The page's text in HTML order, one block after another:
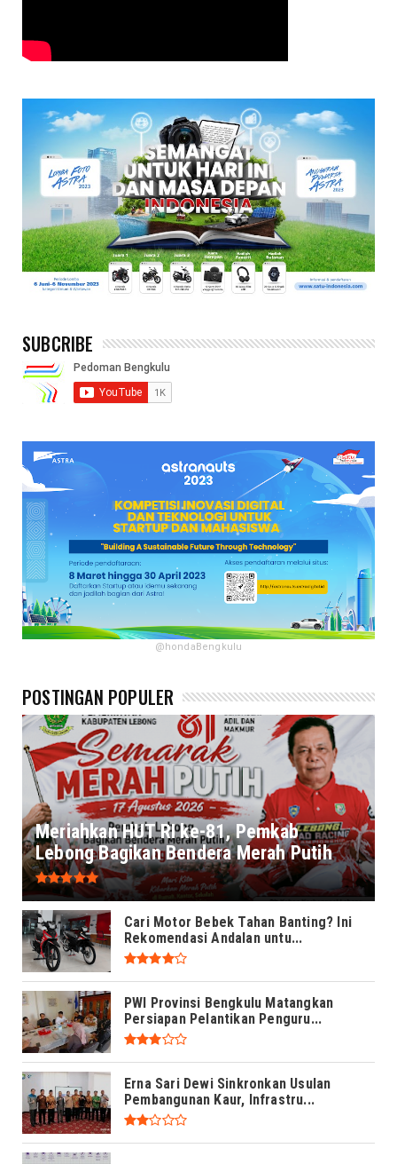
SUBCRIBE
@hondaBengkulu
POSTINGAN POPULER
Meriahkan HUT RI ke-81, Pemkab
Lebong Bagikan Bendera Merah Putih
Cari Motor Bebek Tahan Banting? Ini
Rekomendasi Andalan untu...
PWI Provinsi Bengkulu Matangkan
Persiapan Pelantikan Penguru...
Erna Sari Dewi Sinkronkan Usulan
Pembangunan Kaur, Infrastru...